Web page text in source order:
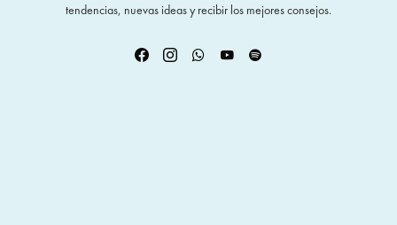
tendencias, nuevas ideas y recibir los mejores consejos.